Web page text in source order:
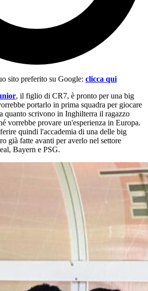
sito preferito su Google: clicca qui
, il figlio di CR7, è pronto per una big
portarlo in prima squadra per giocare
quanto scrivono in Inghilterra il ragazzo
vorrebbe provare un'esperienza in Europa.
quindi l'accademia di una delle big
già fatte avanti per averlo nel settore
Bayern e PSG.